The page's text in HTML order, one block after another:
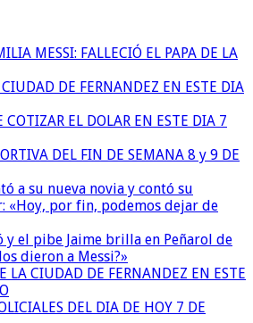
MESSI: FALLECIÓ EL PAPA DE LA
DE FERNANDEZ EN ESTE DIA
COTIZAR EL DOLAR EN ESTE DIA 7
DEL FIN DE SEMANA 8 y 9 DE
a su nueva novia y contó su
«Hoy, por fin, podemos dejar de
y el pibe Jaime brilla en Peñarol de
dieron a Messi?»
LA CIUDAD DE FERNANDEZ EN ESTE
DEL DIA DE HOY 7 DE